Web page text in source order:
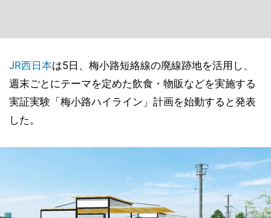
JR西日本は5日、梅小路短絡線の廃線跡地を活用し、
週末ごとにテーマを定めた飲食・物販などを実施する
実証実験「梅小路ハイライン」計画を始動すると発表
した。